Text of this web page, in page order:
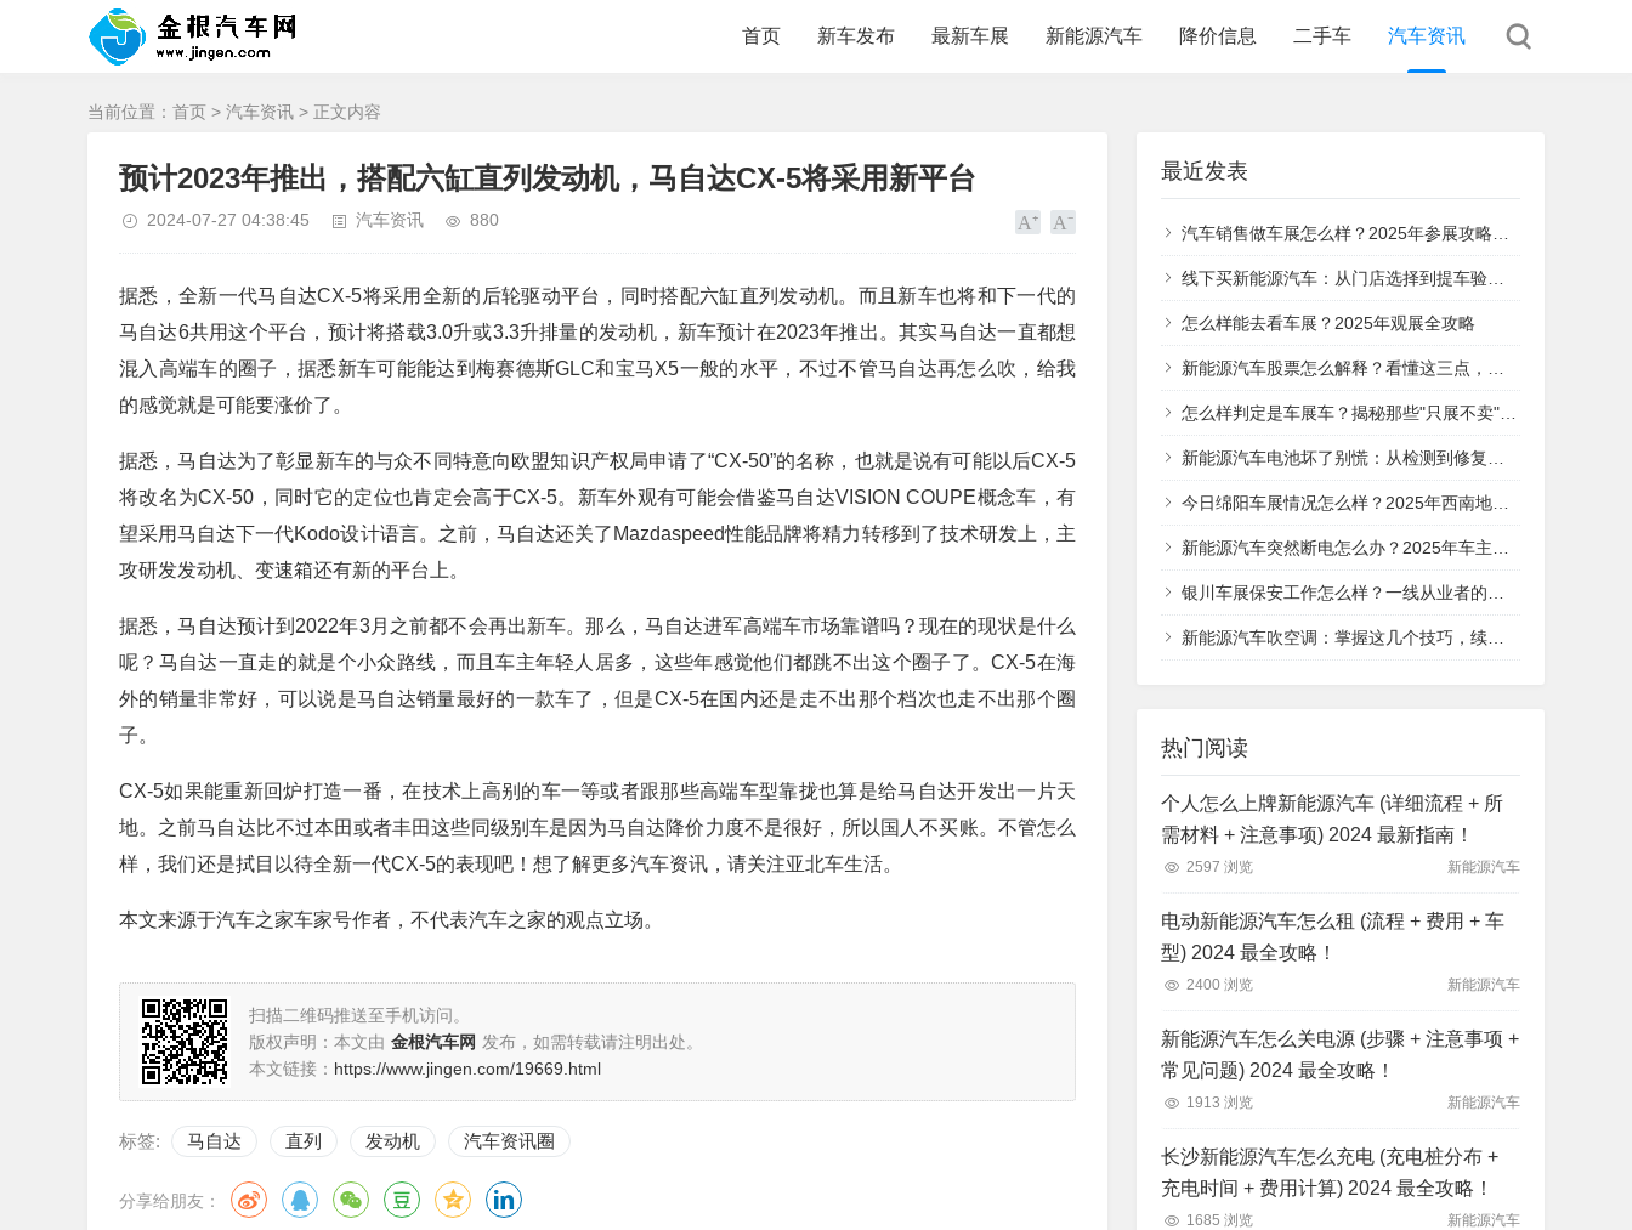
首页 新车发布 最新车展 新能源汽车 降价信息 二手车 汽车资讯
当前位置： 首页 > 汽车资讯 > 正文内容
预计2023年推出，搭配六缸直列发动机，马自达CX-5将采用新平台
2024-07-27 04:38:45 汽车资讯 880
据悉，全新一代马自达CX-5将采用全新的后轮驱动平台，同时搭配六缸直列发动机。而且新车也将和下一代的
马自达6共用这个平台，预计将搭载3.0升或3.3升排量的发动机，新车预计在2023年推出。其实马自达一直都想
混入高端车的圈子，据悉新车可能能达到梅赛德斯GLC和宝马X5一般的水平，不过不管马自达再怎么吹，给我
的感觉就是可能要涨价了。
据悉，马自达为了彰显新车的与众不同特意向欧盟知识产权局申请了“CX-50”的名称，也就是说有可能以后CX-5
将改名为CX-50，同时它的定位也肯定会高于CX-5。新车外观有可能会借鉴马自达VISION COUPE概念车，有
望采用马自达下一代Kodo设计语言。之前，马自达还关了Mazdaspeed性能品牌将精力转移到了技术研发上，主
攻研发发动机、变速箱还有新的平台上。
据悉，马自达预计到2022年3月之前都不会再出新车。那么，马自达进军高端车市场靠谱吗？现在的现状是什么
呢？马自达一直走的就是个小众路线，而且车主年轻人居多，这些年感觉他们都跳不出这个圈子了。CX-5在海
外的销量非常好，可以说是马自达销量最好的一款车了，但是CX-5在国内还是走不出那个档次也走不出那个圈
子。
CX-5如果能重新回炉打造一番，在技术上高别的车一等或者跟那些高端车型靠拢也算是给马自达开发出一片天
地。之前马自达比不过本田或者丰田这些同级别车是因为马自达降价力度不是很好，所以国人不买账。不管怎么
样，我们还是拭目以待全新一代CX-5的表现吧！想了解更多汽车资讯，请关注亚北车生活。
本文来源于汽车之家车家号作者，不代表汽车之家的观点立场。
扫描二维码推送至手机访问。
版权声明：本文由 金根汽车网 发布，如需转载请注明出处。
本文链接： https://www.jingen.com/19669.html
标签: 马自达 直列 发动机 汽车资讯圈
分享给朋友：
最近发表
汽车销售做车展怎么样？2025年参展攻略与实战经验分享
线下买新能源汽车：从门店选择到提车验收，这5个关键步骤帮你避坑
怎么样能去看车展？2025年观展全攻略
新能源汽车股票怎么解释？看懂这三点，你就明白它的投资价值在哪
怎么样判定是车展车？揭秘那些"只展不卖"的特殊车辆
新能源汽车电池坏了别慌：从检测到修复的全流程指南
今日绵阳车展情况怎么样？2025年西南地区汽车盛宴全面解析
新能源汽车突然断电怎么办？2025年车主必看的应急处理指南，从安全判断到救援全流程
银川车展保安工作怎么样？一线从业者的真实体验分享
新能源汽车吹空调：掌握这几个技巧，续航与舒适不再二选一
热门阅读
个人怎么上牌新能源汽车 (详细流程 + 所
需材料 + 注意事项) 2024 最新指南！
2597 浏览 新能源汽车
电动新能源汽车怎么租 (流程 + 费用 + 车
型) 2024 最全攻略！
2400 浏览 新能源汽车
新能源汽车怎么关电源 (步骤 + 注意事项 +
常见问题) 2024 最全攻略！
1913 浏览 新能源汽车
长沙新能源汽车怎么充电 (充电桩分布 +
充电时间 + 费用计算) 2024 最全攻略！
1685 浏览 新能源汽车